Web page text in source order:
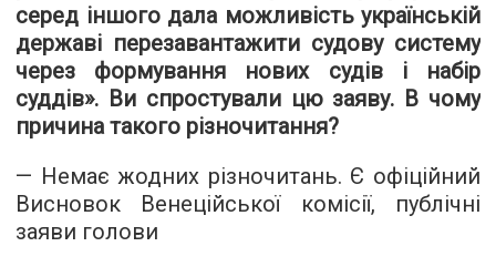
серед іншого дала можливість українській
державі перезавантажити судову систему
через формування нових судів і набір
суддів». Ви спростували цю заяву. В чому
причина такого різночитання?
— Немає жодних різночитань. Є офіційний
Висновок Венеційської комісії, публічні
заяви голови